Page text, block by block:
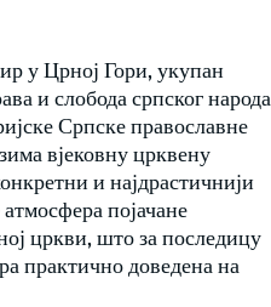
у Црној Гори, укупан
и слобода српског народа
Српске православне
вјековну црквену
и најдрастичнији
појачане
цркви, што за последицу
практично доведена на